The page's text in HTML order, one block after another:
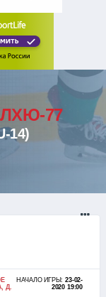
ЛХЮ-77
14)
Д.
НАЧАЛО ИГРЫ:23-02-
2020 19:00